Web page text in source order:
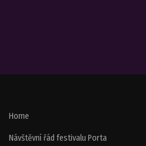
Home
Návštěvní řád festivalu Porta